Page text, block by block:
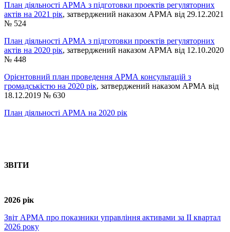
План діяльності АРМА з підготовки проектів регуляторних
актів на 2021 рік, затверджений наказом АРМА від 29.12.2021
№ 524
План діяльності АРМА з підготовки проектів регуляторних
актів на 2020 рік, затверджений наказом АРМА від 12.10.2020
№ 448
Орієнтовний план проведення АРМА консультацій з
громадськістю на 2020 рік, затверджений наказом АРМА від
18.12.2019 № 630
План діяльності АРМА на 2020 рік
ЗВІТИ
2026 рік
Звіт АРМА про показники управління активами за IІ квартал
2026 року